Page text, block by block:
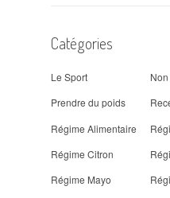
Catégories
Le Sport
Prendre du poids
Régime Alimentaire
Régime Citron
Régime Mayo